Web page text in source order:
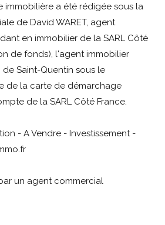
immobilière a été rédigée sous la
de David WARET, agent
en immobilier de la SARL Côté
de fonds), l'agent immobilier
de Saint-Quentin sous le
de la carte de démarchage
de la SARL Côté France.
- A Vendre - Investissement -
un agent commercial